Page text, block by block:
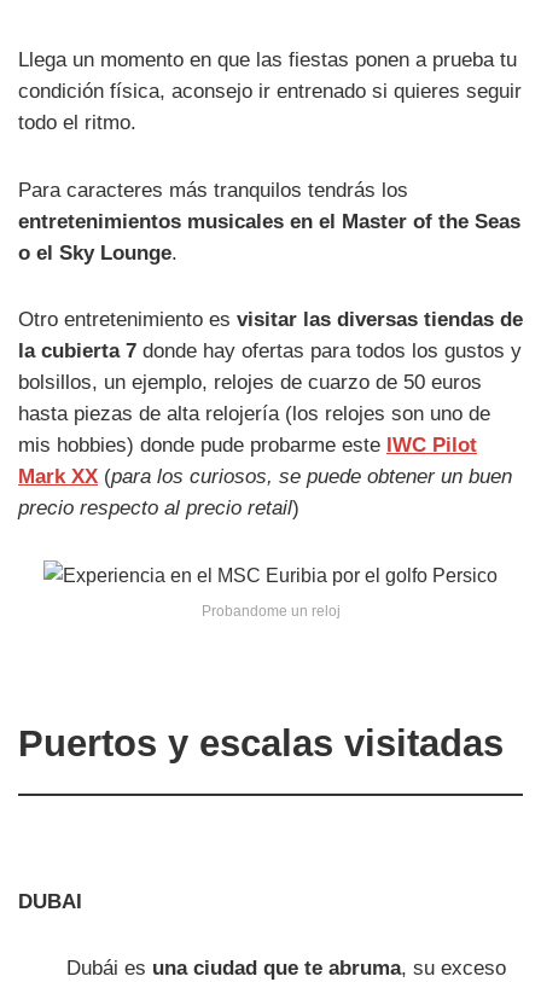
Llega un momento en que las fiestas ponen a prueba tu
condición física, aconsejo ir entrenado si quieres seguir
todo el ritmo.
Para caracteres más tranquilos tendrás los
entretenimientos musicales en el Master of the Seas
o el Sky Lounge.
Otro entretenimiento es visitar las diversas tiendas de
la cubierta 7 donde hay ofertas para todos los gustos y
bolsillos, un ejemplo, relojes de cuarzo de 50 euros
hasta piezas de alta relojería (los relojes son uno de
mis hobbies) donde pude probarme este IWC Pilot
Mark XX (para los curiosos, se puede obtener un buen
precio respecto al precio retail)
Probandome un reloj
Puertos y escalas visitadas
DUBAI
Dubái es una ciudad que te abruma, su exceso